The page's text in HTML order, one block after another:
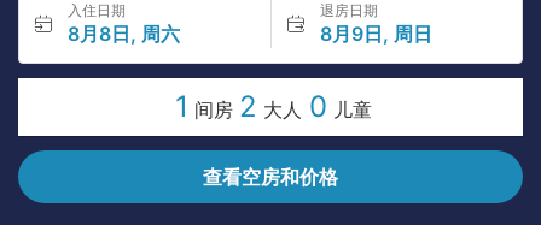
入住日期
8月8日, 周六
退房日期
8月9日, 周日
1 间房 2 大人 0 儿童
查看空房和价格